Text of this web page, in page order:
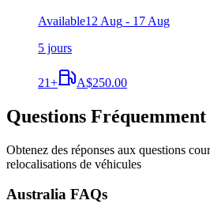
Available12 Aug - 17 Aug
5 jours
21+ A$250.00
Questions Fréquemment
Obtenez des réponses aux questions
relocalisations de véhicules
Australia FAQs